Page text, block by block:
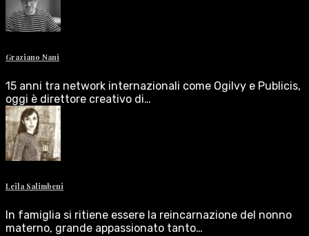
Graziano Nani
15 anni tra network internazionali come Ogilvy e Publicis,
oggi è direttore creativo di…
Leila Salimbeni
In famiglia si ritiene essere la reincarnazione del nonno
materno, grande appassionato tanto…